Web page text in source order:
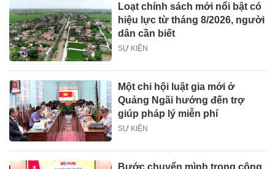
Loạt chính sách mới nổi bật có
hiệu lực từ tháng 8/2026, người
dân cần biết
SỰ KIỆN
Một chi hội luật gia mới ở
Quảng Ngãi hướng đến trợ
giúp pháp lý miễn phí
SỰ KIỆN